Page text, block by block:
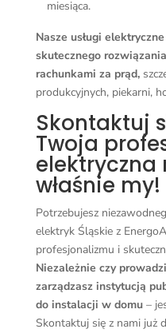
miesiąca.
Nasze usługi
skutecznego
rachunkami za prąd,
produkcyjnych, piekarni,
Skontaktuj
Twoja
elektryczna
właśnie my!
Potrzebujesz
elektryk Śląskie z
profesjonalizmu i
Niezależnie czy
zarządzasz instytucją
do instalacji w domu–
Skontaktuj się z nami już